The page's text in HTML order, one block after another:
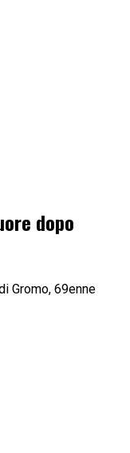
dopo
Gromo, 69enne